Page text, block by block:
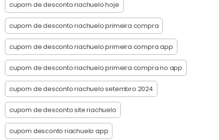
cupom de desconto riachuelo hoje
cupom de desconto riachuelo primeira compra
cupom de desconto riachuelo primeira compra app
cupom de desconto riachuelo primeira compra no app
cupom de desconto riachuelo setembro 2024
cupom de desconto site riachuelo
cupom desconto riachuelo app